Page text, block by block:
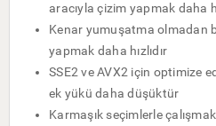
aracıyla çizim yapmak daha
Kenar yumuşatma olmadan
yapmak daha hızlıdır
SSE2 ve AVX2 için optimize
ek yükü daha düşüktür
Karmaşık seçimlerle çalışmak